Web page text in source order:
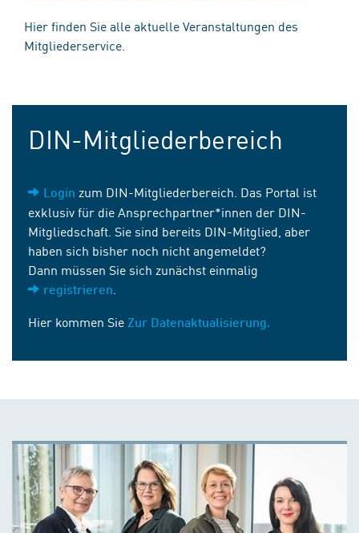
Hier finden Sie alle aktuelle Veranstaltungen des
Mitgliederservice.
DIN-Mitgliederbereich
Login zum DIN-Mitgliederbereich. Das Portal ist
exklusiv für die Ansprechpartner*innen der DIN-
Mitgliedschaft. Sie sind bereits DIN-Mitglied, aber
haben sich bisher noch nicht angemeldet?
Dann müssen Sie sich zunächst einmalig
registrieren
Hier kommen Sie Zur Datenaktualisierung.